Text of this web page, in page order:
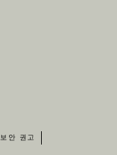
보안 권고